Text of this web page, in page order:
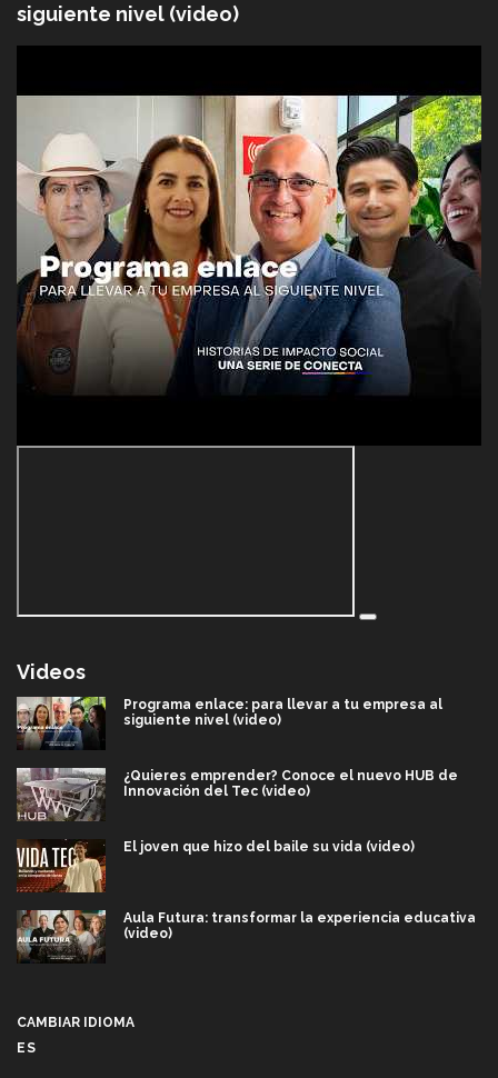
siguiente nivel (video)
Videos
Programa enlace: para llevar a tu empresa al
siguiente nivel (video)
¿Quieres emprender? Conoce el nuevo HUB de
Innovación del Tec (video)
El joven que hizo del baile su vida (video)
Aula Futura: transformar la experiencia educativa
(video)
CAMBIAR IDIOMA
ES